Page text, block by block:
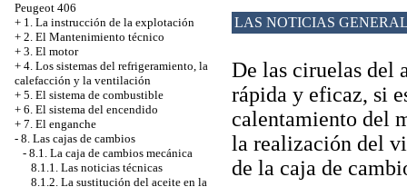
Peugeot 406
+ 1. La instrucción de la explotación
+ 2. El Mantenimiento técnico
+ 3. El motor
+ 4. Los sistemas del refrigeramiento, la
calefacción y la ventilación
+ 5. El sistema de combustible
+ 6. El sistema del encendido
+ 7. El enganche
- 8. Las cajas de cambios
- 8.1. La caja de cambios mecánica
8.1.1. Las noticias técnicas
8.1.2. La sustitución del aceite en la
LAS NOTICIAS
De las ciruelas del
rápida y eficaz, si
calentamiento del
la realización del
de la caja de